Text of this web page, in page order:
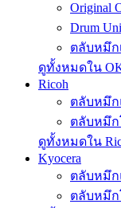
Original
Drum
ตลับหมึก
ดูทั้งหมดใน
Ricoh
ตลับหมึก
ตลับหมึก
ดูทั้งหมดใน
Kyocera
ตลับหมึก
ตลับหมึก